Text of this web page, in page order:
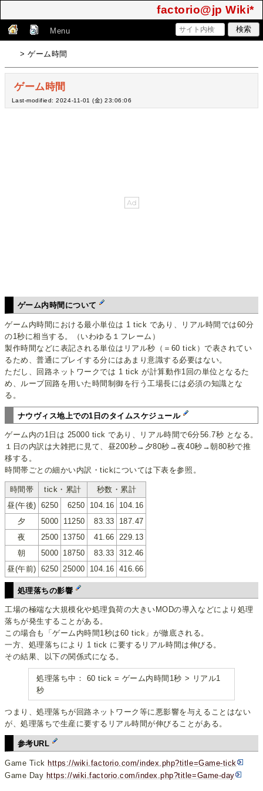
factorio@jp Wiki*
Menu
> ゲーム時間
ゲーム時間
Last-modified: 2024-11-01 (金) 23:06:06
ゲーム内時間について
ゲーム内時間における最小単位は 1 tick であり、リアル時間では60分
の1秒に相当する。（いわゆる１フレーム）
製作時間などに表記される単位はリアル秒（＝60 tick）で表されてい
るため、普通にプレイする分にはあまり意識する必要はない。
ただし、回路ネットワークでは 1 tick が計算動作1回の単位となるた
め、ループ回路を用いた時間制御を行う工場長には必須の知識とな
る。
ナウヴィス地上での1日のタイムスケジュール
ゲーム内の1日は 25000 tick であり、リアル時間で6分56.7秒 となる。
１日の内訳は大雑把に見て、昼200秒→夕80秒→夜40秒→朝80秒で推
移する。
時間帯ごとの細かい内訳・tickについては下表を参照。
時間帯 tick・累計
秒数・累計
昼(午後) 6250 6250 104.16
104.16
夕
5000 11250 83.33
187.47
夜
2500 13750 41.66 229.13
朝
5000 18750 83.33 312.46
昼(午前) 6250 25000 104.16 416.66
処理落ちの影響
工場の極端な大規模化や処理負荷の大きいMODの導入などにより処理
落ちが発生することがある。
この場合も「ゲーム内時間1秒は60 tick」が徹底される。
一方、処理落ちにより 1 tick に要するリアル時間は伸びる。
その結果、以下の関係式になる。
処理落ち中： 60 tick = ゲーム内時間1秒 > リアル1
秒
つまり、処理落ちが回路ネットワーク等に悪影響を与えることはない
が、処理落ちで生産に要するリアル時間が伸びることがある。
参考URL
Game Tick https://wiki.factorio.com/index.php?title=Game-tick
Game Day https://wiki.factorio.com/index.php?title=Game-day